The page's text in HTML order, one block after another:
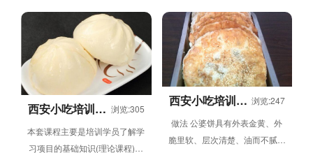
原料配比技术的掌握); 3...
揉面之三光：即面团表面光滑，
桌面干净，手...
西安小吃培训学 浏览:305
本套课程主要是培训学员了解学
习项目的基础知识(理论课程)。
西安小吃培训学 浏览:247
做法 公婆饼具有外表金黄、外
脆里软、层次清楚、油而不腻、